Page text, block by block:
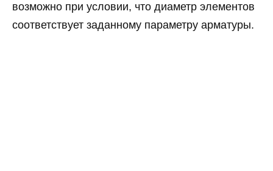
возможно при условии, что диаметр элементов
соответствует заданному параметру арматуры.